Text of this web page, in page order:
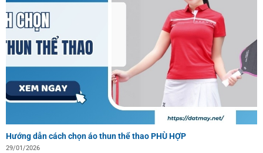
Hướng dẫn cách chọn áo thun thể thao PHÙ HỢP
29/01/2026